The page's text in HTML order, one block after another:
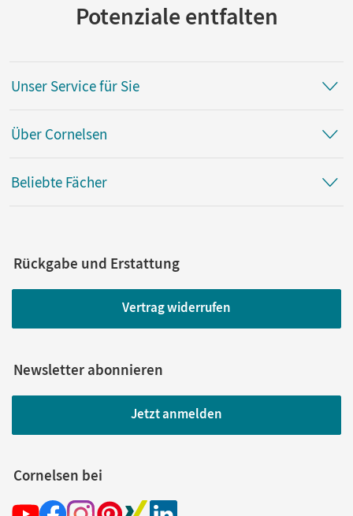
Potenziale entfalten
Unser Service für Sie
Über Cornelsen
Beliebte Fächer
Rückgabe und Erstattung
Vertrag widerrufen
Newsletter abonnieren
Jetzt anmelden
Cornelsen bei